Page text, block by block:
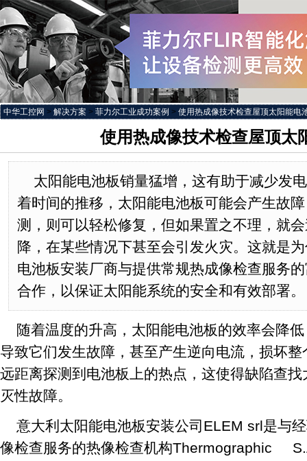
中华工控网 > 解决方案 > 菲力尔工业成功案例 > 使用热成像技术检查屋顶太阳能电
使用热成像技术检查屋顶太
太阳能电池板销量猛增，这有助于减少发
着时间的推移，太阳能电池板可能会产生故
测，则可以轻松修复，但如果置之不理，就
降，在某些情况下甚至会引发火灾。这就是
电池板安装厂商与提供常规热成像检查服务
合作，以保证太阳能系统的安全和有效部署。
随着温度的升高，太阳能电池板的效率会降
导致它们发生故障，甚至产生逆向电流，损坏
远距离探测到电池板上的热点，这使得缺陷查
灭性故障。
意大利太阳能电池板安装公司ELEM srl是与
像检查服务的热像检查机构Thermographic